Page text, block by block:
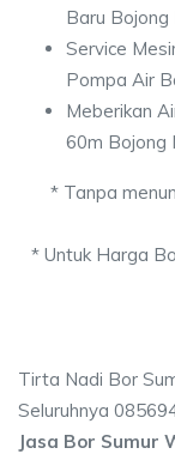
Baru Bojong
Service
Pompa Air
Meberikan
60m Bojong
* Tanpa
* Untuk Harga
Tirta Nadi Bor
Seluruhnya
Jasa Bor Sumur